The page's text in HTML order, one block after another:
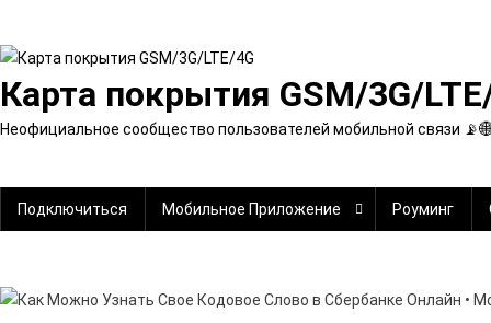
содержимому
Карта покрытия GSM/3G/
Неофициальное сообщество пользователей мобильной связи
Подключиться Мобильное Приложение Роуминг